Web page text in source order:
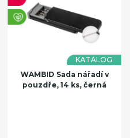
KATALOG
WAMBID Sada nářadí v
pouzdře, 14 ks, černá